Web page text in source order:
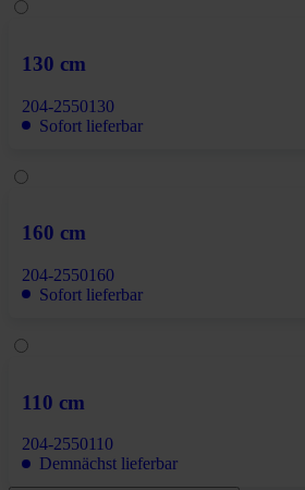
130 cm
204-2550130
Sofort lieferbar
160 cm
204-2550160
Sofort lieferbar
110 cm
204-2550110
Demnächst lieferbar